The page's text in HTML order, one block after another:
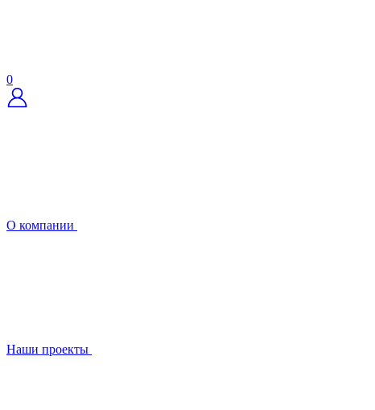
0
О компании
Наши проекты